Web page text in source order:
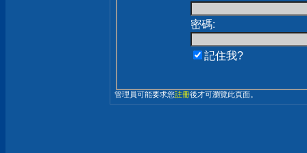
密碼:
記住我?
管理員可能要求您註冊後才可瀏覽此頁面。